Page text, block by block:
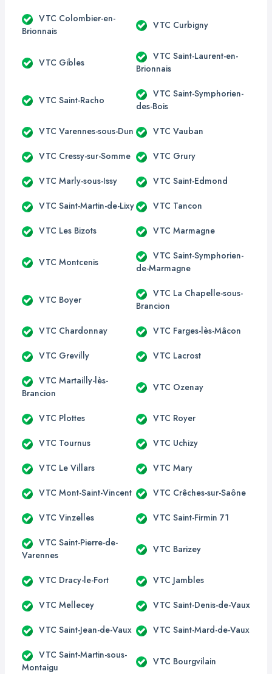
VTC Colombier-en-
Brionnais
VTC Curbigny
VTC Gibles
VTC Saint-Laurent-en-
Brionnais
VTC Saint-Racho
VTC Saint-Symphorien-
des-Bois
VTC Varennes-sous-Dun VTC Vauban
VTC Cressy-sur-Somme VTC Grury
VTC Marly-sous-Issy VTC Saint-Edmond
VTC Saint-Martin-de-Lixy VTC Tancon
VTC Les Bizots VTC Marmagne
VTC Montcenis
VTC Saint-Symphorien-
de-Marmagne
VTC Boyer
VTC La Chapelle-sous-
Brancion
VTC Chardonnay VTC Farges-lès-Mâcon
VTC Grevilly VTC Lacrost
VTC Martailly-lès-
Brancion
VTC Ozenay
VTC Plottes VTC Royer
VTC Tournus VTC Uchizy
VTC Le Villars VTC Mary
VTC Mont-Saint-Vincent VTC Crêches-sur-Saône
VTC Vinzelles VTC Saint-Firmin 71
VTC Saint-Pierre-de-
Varennes
VTC Barizey
VTC Dracy-le-Fort VTC Jambles
VTC Mellecey VTC Saint-Denis-de-Vaux
VTC Saint-Jean-de-Vaux VTC Saint-Mard-de-Vaux
VTC Saint-Martin-sous-
Montaigu
VTC Bourgvilain